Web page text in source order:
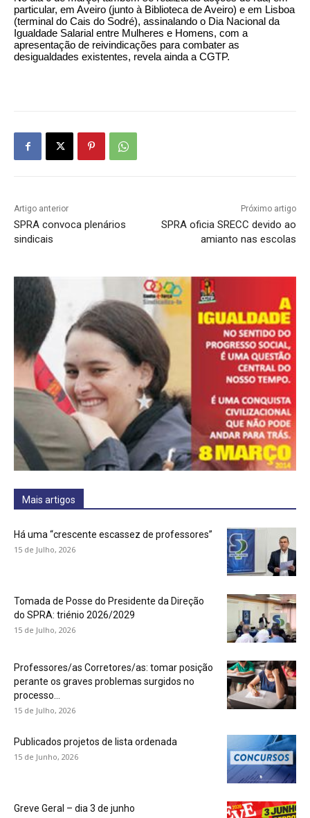
particular, em Aveiro (junto à Biblioteca de Aveiro) e em Lisboa
(terminal do Cais do Sodré), assinalando o Dia Nacional da
Igualdade Salarial entre Mulheres e Homens, com a
apresentação de reivindicações para combater as
desigualdades existentes, revela ainda a CGTP.
Artigo anterior
SPRA convoca plenários
sindicais
Próximo artigo
SPRA oficia SRECC devido ao
amianto nas escolas
Mais artigos
Há uma “crescente escassez de professores”
15 de Julho, 2026
Tomada de Posse do Presidente da Direção
do SPRA: triénio 2026/2029
15 de Julho, 2026
Professores/as Corretores/as: tomar posição
perante os graves problemas surgidos no
processo...
15 de Julho, 2026
Publicados projetos de lista ordenada
15 de Junho, 2026
Greve Geral – dia 3 de junho